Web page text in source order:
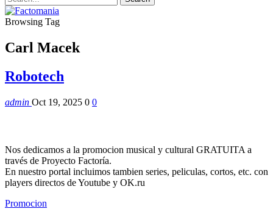
Browsing Tag
Carl Macek
Robotech
admin Oct 19, 2025 0 0
Nos dedicamos a la promocion musical y cultural GRATUITA a
través de Proyecto Factoría.
En nuestro portal incluimos tambien series, peliculas, cortos, etc. con
players directos de Youtube y OK.ru
Promocion